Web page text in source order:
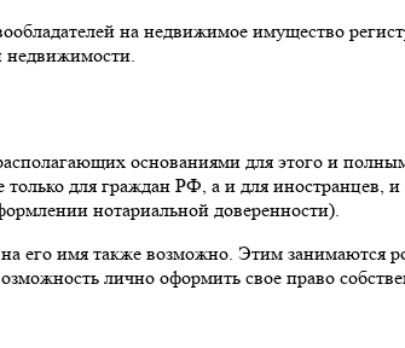
на недвижимое имущество
недвижимости.
основаниями для этого и
для граждан РФ, а и для иностранцев,
нотариальной доверенности).
его имя также возможно. Этим занимаются
лично оформить свое право